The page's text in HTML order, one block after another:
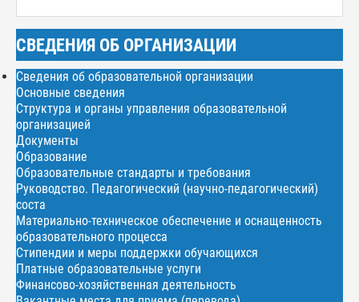
СВЕДЕНИЯ ОБ ОРГАНИЗАЦИИ
Сведения об образовательной организации
Основные сведения
Структура и органы управления образовательной
организацией
Документы
Образование
Образовательные стандарты и требования
Руководство. Педагогический (научно-педагогический)
соста
Материально-техническое обеспечение и оснащенность
образовательного процесса
Стипендии и меры поддержки обучающихся
Платные образовательные услуги
Финансово-хозяйственная деятельность